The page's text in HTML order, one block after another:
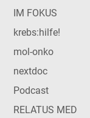
IM FOKUS
krebs:hilfe!
mol-onko
nextdoc
Podcast
RELATUS MED